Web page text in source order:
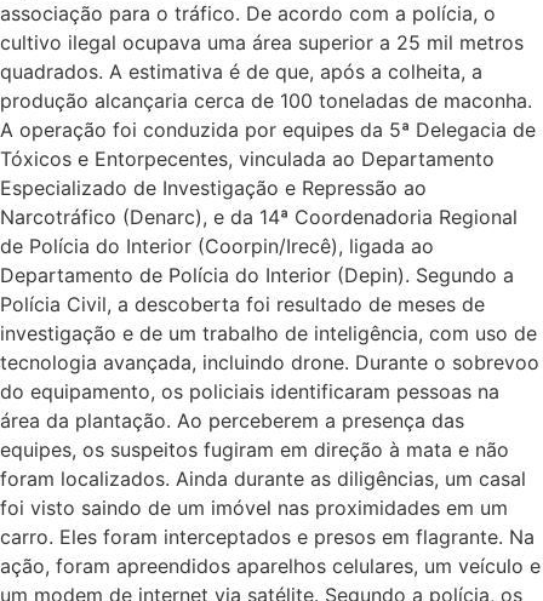
associação para o tráfico. De acordo com a polícia, o
cultivo ilegal ocupava uma área superior a 25 mil metros
quadrados. A estimativa é de que, após a colheita, a
produção alcançaria cerca de 100 toneladas de maconha.
A operação foi conduzida por equipes da 5ª Delegacia de
Tóxicos e Entorpecentes, vinculada ao Departamento
Especializado de Investigação e Repressão ao
Narcotráfico (Denarc), e da 14ª Coordenadoria Regional
de Polícia do Interior (Coorpin/Irecê), ligada ao
Departamento de Polícia do Interior (Depin). Segundo a
Polícia Civil, a descoberta foi resultado de meses de
investigação e de um trabalho de inteligência, com uso de
tecnologia avançada, incluindo drone. Durante o sobrevoo
do equipamento, os policiais identificaram pessoas na
área da plantação. Ao perceberem a presença das
equipes, os suspeitos fugiram em direção à mata e não
foram localizados. Ainda durante as diligências, um casal
foi visto saindo de um imóvel nas proximidades em um
carro. Eles foram interceptados e presos em flagrante. Na
ação, foram apreendidos aparelhos celulares, um veículo e
um modem de internet via satélite. Segundo a polícia, os